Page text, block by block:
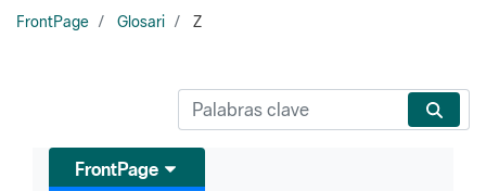
FrontPage Glosari Z
FrontPage